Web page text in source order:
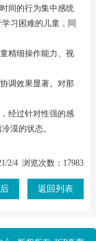
间的行为集中感统
习困难的儿童，同
精细操作能力、视
调效果显著。对那
经过针对性强的感
漠的状态。
2/4 浏览次数：17983
返回列表